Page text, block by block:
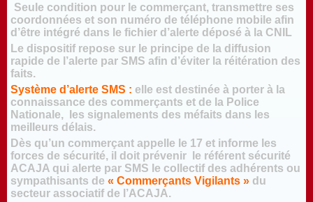
Seule condition pour le commerçant, transmettre ses
coordonnées et son numéro de téléphone mobile afin
d’être intégré dans le fichier d’alerte déposé à la CNIL
Le dispositif repose sur le principe de la diffusion
rapide de l’alerte par SMS afin d’éviter la réitération des
faits.
Système d’alerte SMS : elle est destinée à porter à la
connaissance des commerçants et de la Police
Nationale, les signalements des méfaits dans les
meilleurs délais.
Dès qu’un commerçant appelle le 17 et informe les
forces de sécurité, il doit prévenir le référent sécurité
ACAJA qui alerte par SMS le collectif des adhérents ou
sympathisants de « Commerçants Vigilants » du
secteur associatif de l’ACAJA.